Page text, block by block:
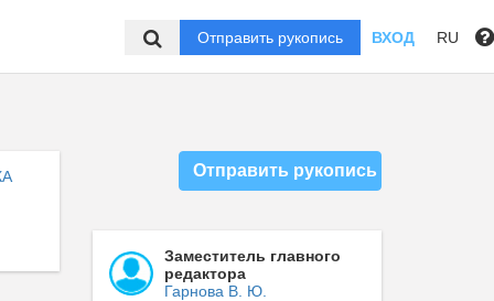
Отправить рукопись ВХОД RU
Отправить рукопись
Заместитель главного
редактора
Гарнова В. Ю.